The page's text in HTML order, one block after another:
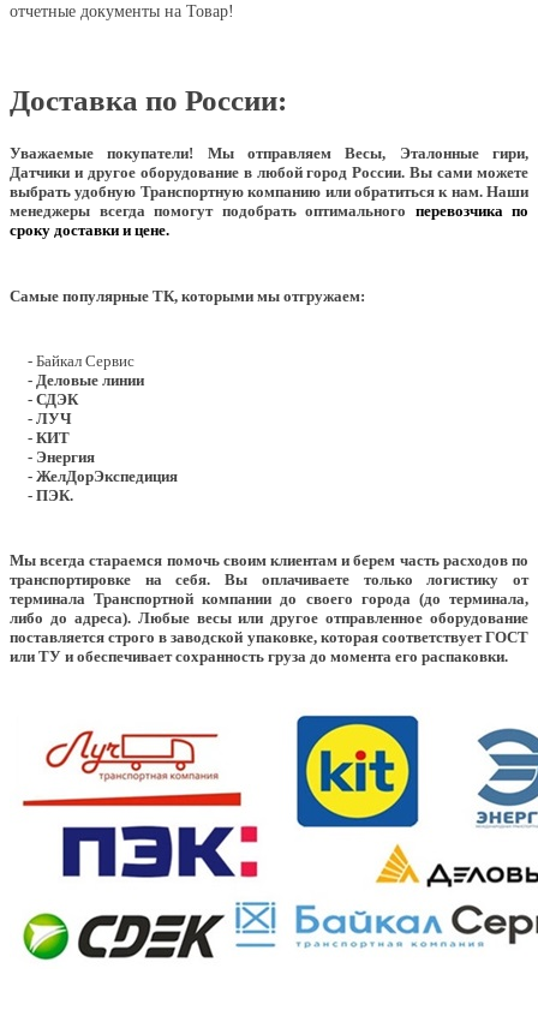
отчетные документы на Товар!
Доставка по России:
Уважаемые покупатели! Мы отправляем Весы, Эталонные гири,
Датчики и другое оборудование в любой город России. Вы сами можете
выбрать удобную Транспортную компанию или обратиться к нам. Наши
менеджеры всегда помогут подобрать оптимального перевозчика по
сроку доставки и цене.
Самые популярные ТК, которыми мы отгружаем:
- Байкал Сервис
- Деловые линии
- СДЭК
- ЛУЧ
- КИТ
- Энергия
- ЖелДорЭкспедиция
- ПЭК.
Мы всегда стараемся помочь своим клиентам и берем часть расходов по
транспортировке на себя. Вы оплачиваете только логистику от
терминала Транспортной компании до своего города (до терминала,
либо до адреса). Любые весы или другое отправленное оборудование
поставляется строго в заводской упаковке, которая соответствует ГОСТ
или ТУ и обеспечивает сохранность груза до момента его распаковки.